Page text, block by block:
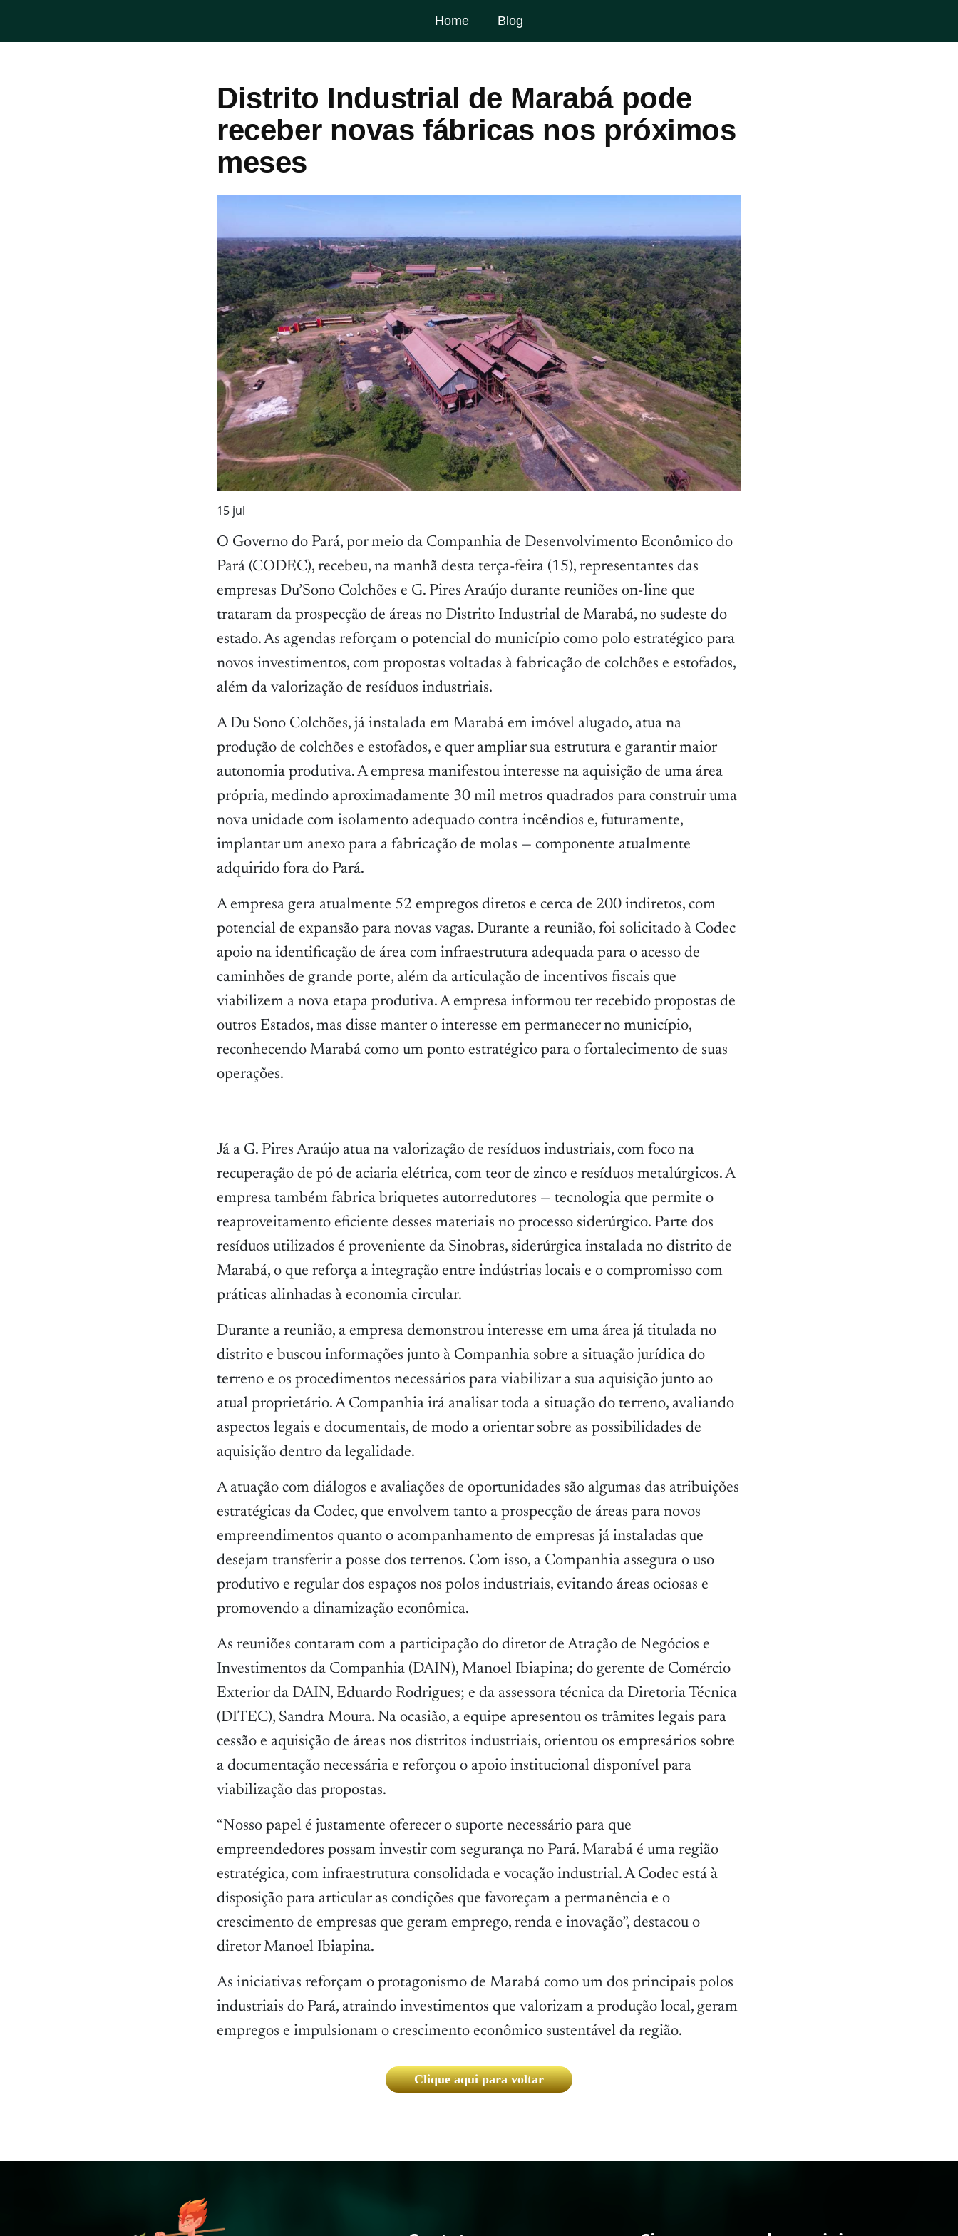
Home Blog
Distrito Industrial de Marabá pode
receber novas fábricas nos próximos
meses
15 jul
O Governo do Pará, por meio da Companhia de Desenvolvimento Econômico do
Pará (CODEC), recebeu, na manhã desta terça-feira (15), representantes das
empresas Du’Sono Colchões e G. Pires Araújo durante reuniões on-line que
trataram da prospecção de áreas no Distrito Industrial de Marabá, no sudeste do
estado. As agendas reforçam o potencial do município como polo estratégico para
novos investimentos, com propostas voltadas à fabricação de colchões e estofados,
além da valorização de resíduos industriais.
A Du Sono Colchões, já instalada em Marabá em imóvel alugado, atua na
produção de colchões e estofados, e quer ampliar sua estrutura e garantir maior
autonomia produtiva. A empresa manifestou interesse na aquisição de uma área
própria, medindo aproximadamente 30 mil metros quadrados para construir uma
nova unidade com isolamento adequado contra incêndios e, futuramente,
implantar um anexo para a fabricação de molas — componente atualmente
adquirido fora do Pará.
A empresa gera atualmente 52 empregos diretos e cerca de 200 indiretos, com
potencial de expansão para novas vagas. Durante a reunião, foi solicitado à Codec
apoio na identificação de área com infraestrutura adequada para o acesso de
caminhões de grande porte, além da articulação de incentivos fiscais que
viabilizem a nova etapa produtiva. A empresa informou ter recebido propostas de
outros Estados, mas disse manter o interesse em permanecer no município,
reconhecendo Marabá como um ponto estratégico para o fortalecimento de suas
operações.
Já a G. Pires Araújo atua na valorização de resíduos industriais, com foco na
recuperação de pó de aciaria elétrica, com teor de zinco e resíduos metalúrgicos. A
empresa também fabrica briquetes autorredutores — tecnologia que permite o
reaproveitamento eficiente desses materiais no processo siderúrgico. Parte dos
resíduos utilizados é proveniente da Sinobras, siderúrgica instalada no distrito de
Marabá, o que reforça a integração entre indústrias locais e o compromisso com
práticas alinhadas à economia circular.
Durante a reunião, a empresa demonstrou interesse em uma área já titulada no
distrito e buscou informações junto à Companhia sobre a situação jurídica do
terreno e os procedimentos necessários para viabilizar a sua aquisição junto ao
atual proprietário. A Companhia irá analisar toda a situação do terreno, avaliando
aspectos legais e documentais, de modo a orientar sobre as possibilidades de
aquisição dentro da legalidade.
A atuação com diálogos e avaliações de oportunidades são algumas das atribuições
estratégicas da Codec, que envolvem tanto a prospecção de áreas para novos
empreendimentos quanto o acompanhamento de empresas já instaladas que
desejam transferir a posse dos terrenos. Com isso, a Companhia assegura o uso
produtivo e regular dos espaços nos polos industriais, evitando áreas ociosas e
promovendo a dinamização econômica.
As reuniões contaram com a participação do diretor de Atração de Negócios e
Investimentos da Companhia (DAIN), Manoel Ibiapina; do gerente de Comércio
Exterior da DAIN, Eduardo Rodrigues; e da assessora técnica da Diretoria Técnica
(DITEC), Sandra Moura. Na ocasião, a equipe apresentou os trâmites legais para
cessão e aquisição de áreas nos distritos industriais, orientou os empresários sobre
a documentação necessária e reforçou o apoio institucional disponível para
viabilização das propostas.
“Nosso papel é justamente oferecer o suporte necessário para que
empreendedores possam investir com segurança no Pará. Marabá é uma região
estratégica, com infraestrutura consolidada e vocação industrial. A Codec está à
disposição para articular as condições que favoreçam a permanência e o
crescimento de empresas que geram emprego, renda e inovação”, destacou o
diretor Manoel Ibiapina.
As iniciativas reforçam o protagonismo de Marabá como um dos principais polos
industriais do Pará, atraindo investimentos que valorizam a produção local, geram
empregos e impulsionam o crescimento econômico sustentável da região.
Clique aqui para voltar